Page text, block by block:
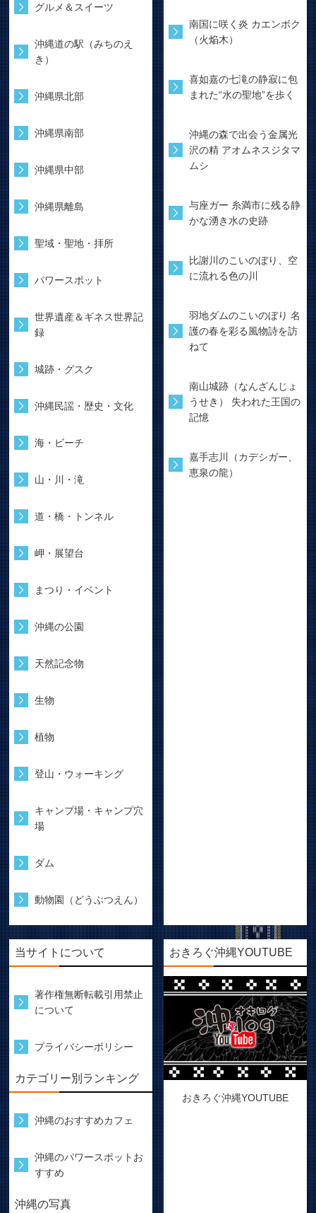
グルメ＆スイーツ
沖縄道の駅（みちのえ
き）
沖縄県北部
沖縄県南部
沖縄県中部
沖縄県離島
聖域・聖地・拝所
パワースポット
世界遺産＆ギネス世界記
録
城跡・グスク
沖縄民謡・歴史・文化
海・ビーチ
山・川・滝
道・橋・トンネル
岬・展望台
まつり・イベント
沖縄の公園
天然記念物
生物
植物
登山・ウォーキング
キャンプ場・キャンプ穴
場
ダム
動物園（どうぶつえん）
南国に咲く炎 カエンボク
（火焔木）
喜如嘉の七滝の静寂に包
まれた“水の聖地”を歩く
沖縄の森で出会う金属光
沢の精 アオムネスジタマ
ムシ
与座ガー 糸満市に残る静
かな湧き水の史跡
比謝川のこいのぼり、空
に流れる色の川
羽地ダムのこいのぼり 名
護の春を彩る風物詩を訪
ねて
南山城跡（なんざんじょ
うせき） 失われた王国の
記憶
嘉手志川（カデシガー、
恵泉の龍）
当サイトについて
著作権無断転載引用禁止
について
プライバシーポリシー
カテゴリー別ランキング
沖縄のおすすめカフェ
沖縄のパワースポットお
すすめ
沖縄の写真
おきろぐ沖縄YOUTUBE
おきろぐ沖縄YOUTUBE